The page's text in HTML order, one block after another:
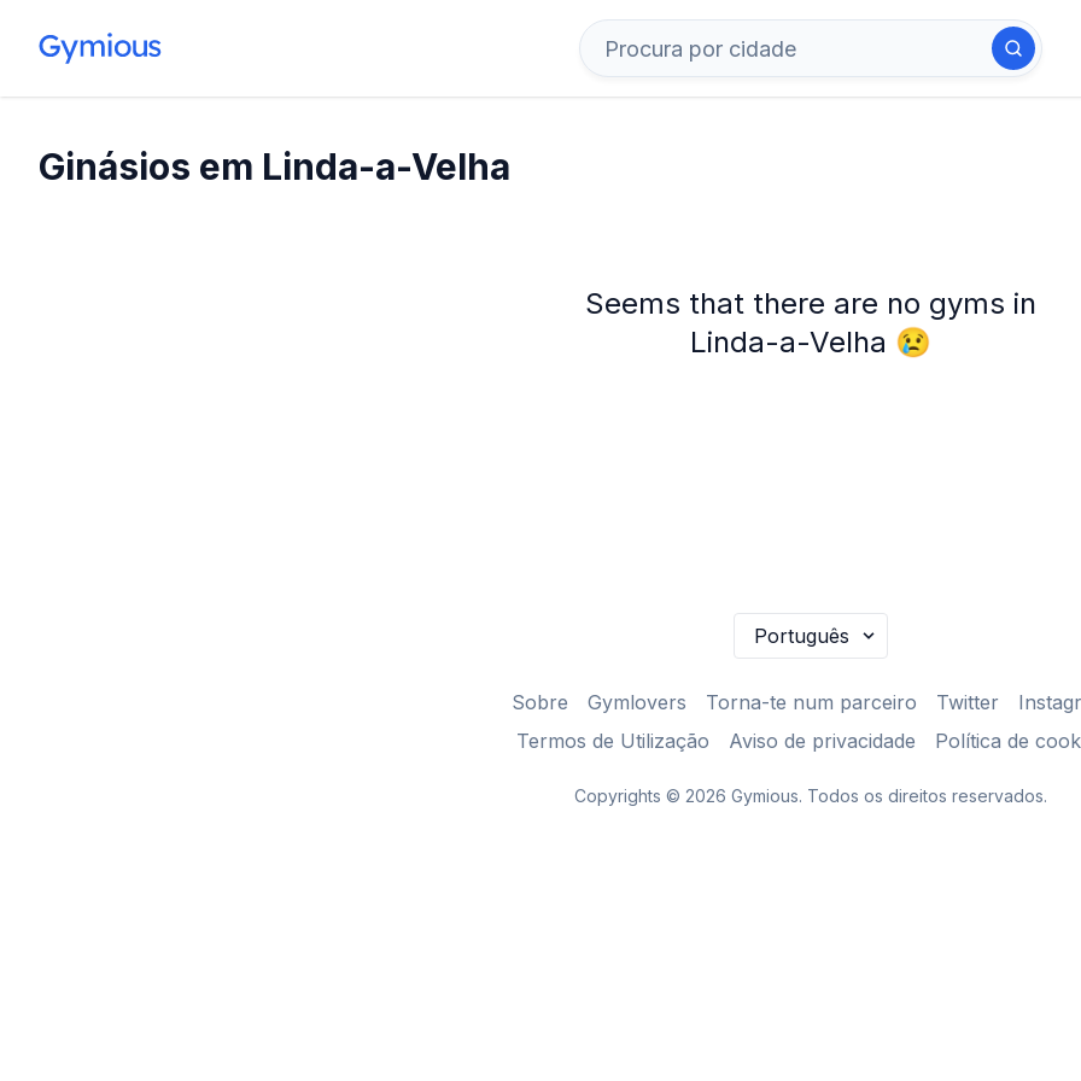
Ginásios em Linda-a-Velha
Seems that there are no gyms in
Linda-a-Velha 😢
Sobre Gymlovers Torna-te num parceiro Twitter
Termos de Utilização
Aviso de privacidade Política de
Copyrights © 2026 Gymious. Todos os direitos reservados.